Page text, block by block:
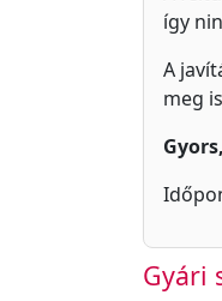
így
A
meg
Gyári